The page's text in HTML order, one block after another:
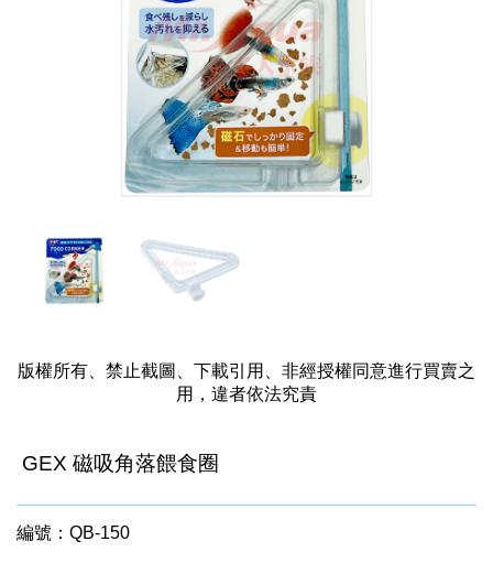
版權所有、禁止截圖、下載引用、非經授權同意進行買賣之
用，違者依法究責
GEX 磁吸角落餵食圈
編號：QB-150